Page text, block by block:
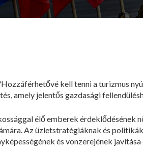
kell tenni a turizmus
amely jelentős gazdasági
élő emberek érdeklődésének
Az üzletstratégiáknak és
és vonzerejének